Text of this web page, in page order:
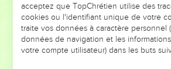
DE L’ANNÉE
ET SI LEURS ERREURS POUVAIENT
VOTRES ?
acceptez que TopChrétien utilise des
cookies ou l'identifiant unique de votre
traite vos données à caractère personnel
données de navigation et les
votre compte utilisateur) dans les buts